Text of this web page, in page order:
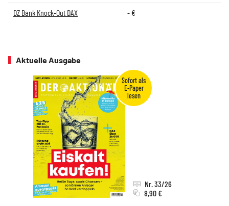
DZ Bank Knock-Out DAX -€
Aktuelle Ausgabe
Nr. 33/26
8,90 €